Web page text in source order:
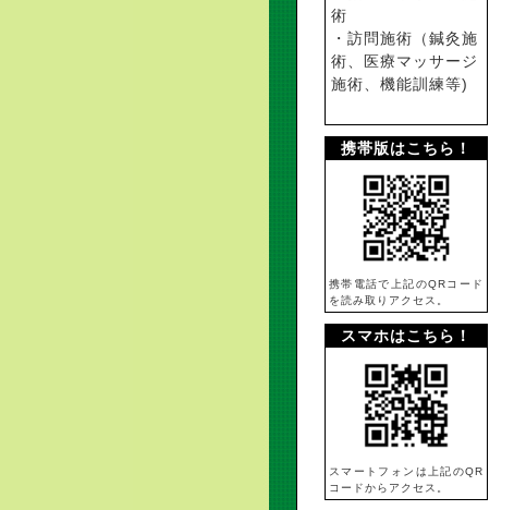
術
・訪問施術（鍼灸施
術、医療マッサージ
施術、機能訓練等)
携帯版はこちら！
携帯電話で上記のQRコード
を読み取りアクセス。
スマホはこちら！
スマートフォンは上記のQR
コードからアクセス。